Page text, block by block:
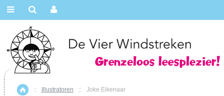
Home
:: Illustratoren :: Joke Eikenaar